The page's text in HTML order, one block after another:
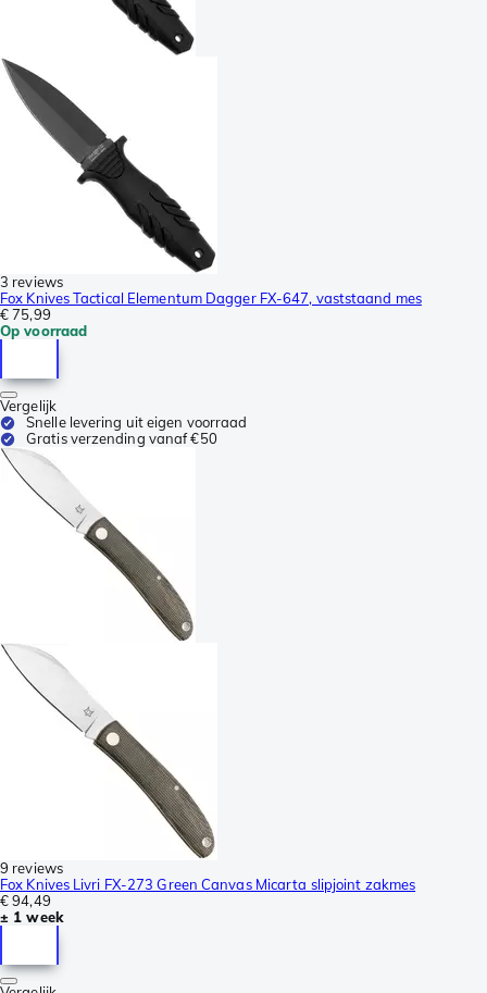
3 reviews
Fox Knives Tactical Elementum Dagger FX-647, vaststaand mes
€ 75,99
Op voorraad
Vergelijk
Snelle levering uit eigen voorraad
Gratis verzending vanaf €50
9 reviews
Fox Knives Livri FX-273 Green Canvas Micarta slipjoint zakmes
€ 94,49
± 1 week